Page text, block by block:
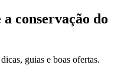
conservação do
guias e boas ofertas.